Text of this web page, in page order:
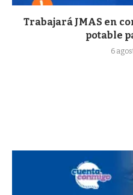
Trabajará JMAS en
potable
6